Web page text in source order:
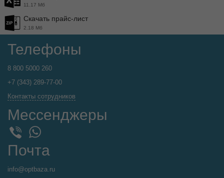
11.17 Мб
Скачать прайс-лист
2.18 Мб
Телефоны
8 800 5000 260
+7 (343) 289-77-00
Контакты сотрудников
Мессенджеры
WhatsApp
Почта
info@optbaza.ru